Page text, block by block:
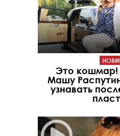
Это
Машу
узнавать